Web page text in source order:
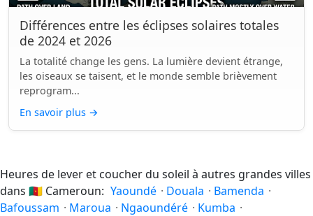
Différences entre les éclipses solaires totales
de 2024 et 2026
La totalité change les gens. La lumière devient étrange,
les oiseaux se taisent, et le monde semble brièvement
reprogram...
En savoir plus →
Heures de lever et coucher du soleil à autres grandes villes
dans 🇨🇲 Cameroun: Yaoundé · Douala · Bamenda ·
Bafoussam · Maroua · Ngaoundéré · Kumba ·